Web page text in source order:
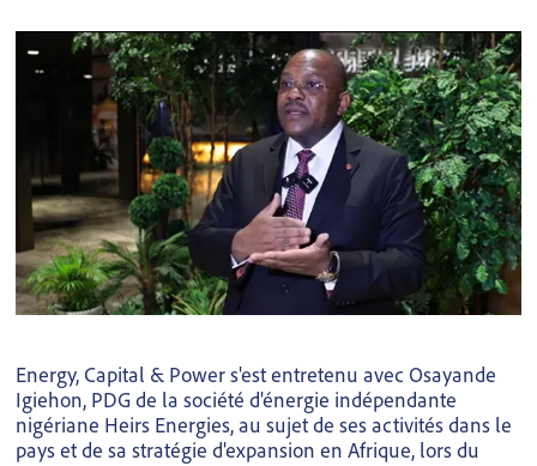
Energy, Capital & Power s'est entretenu avec Osayande
Igiehon, PDG de la société d'énergie indépendante
nigériane Heirs Energies, au sujet de ses activités dans le
pays et de sa stratégie d'expansion en Afrique, lors du